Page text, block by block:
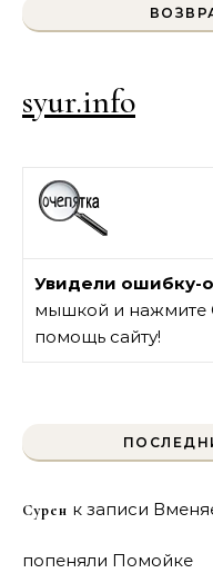
syur.info
Увидели ошибку-
мышкой и нажмите
помощь сайту!
Сурен к записи
попеняли Помойке